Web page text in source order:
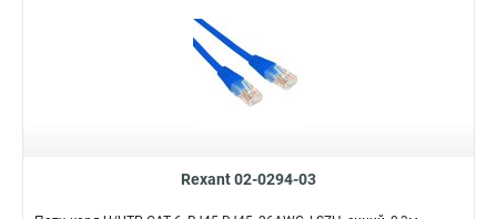
Rexant 02-0294-03